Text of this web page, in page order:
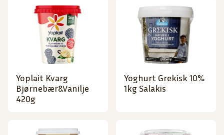
Yoplait Kvarg
Bjørnebær&Vanilje
420g
Yoghurt Grekisk 10%
1kg Salakis